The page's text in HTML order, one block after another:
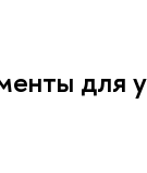
для